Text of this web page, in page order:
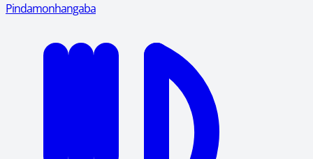
Pindamonhangaba